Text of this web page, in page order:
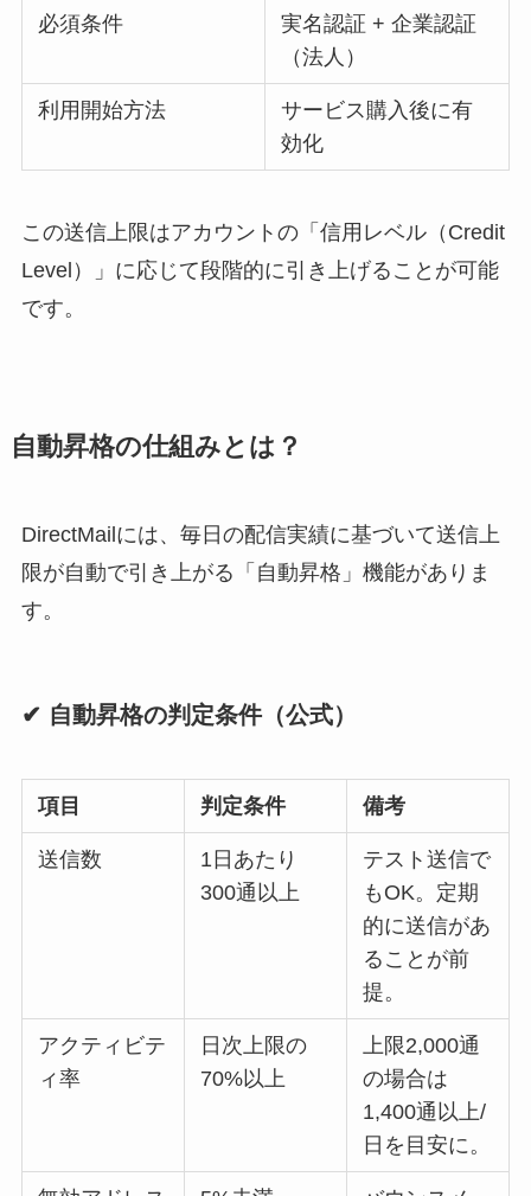
必須条件
実名認証 + 企業認証
（法人）
利用開始方法
サービス購入後に有
効化
この送信上限はアカウントの「信用レベル（Credit
Level）」に応じて段階的に引き上げることが可能
です。
自動昇格の仕組みとは？
DirectMailには、毎日の配信実績に基づいて送信上
限が自動で引き上がる「自動昇格」機能がありま
す。
✔ 自動昇格の判定条件（公式）
項目 判定条件 備考
送信数
1日あたり
300通以上
テスト送信で
もOK。定期
的に送信があ
ることが前
提。
アクティビテ
ィ率
日次上限の
70%以上
上限2,000通
の場合は
1,400通以上/
日を目安に。